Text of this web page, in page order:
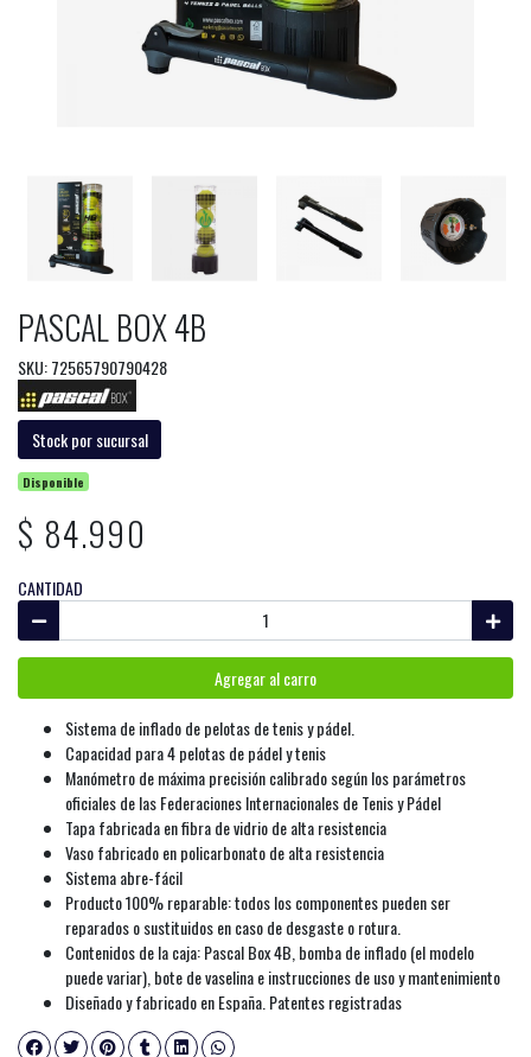
PASCAL BOX 4B
SKU: 72565790790428
Stock por sucursal
Disponible
$ 84.990
CANTIDAD
Agregar al carro
Sistema de inflado de pelotas de tenis y pádel.
Capacidad para 4 pelotas de pádel y tenis
Manómetro de máxima precisión calibrado según los parámetros
oficiales de las Federaciones Internacionales de Tenis y Pádel
Tapa fabricada en fibra de vidrio de alta resistencia
Vaso fabricado en policarbonato de alta resistencia
Sistema abre-fácil
Producto 100% reparable: todos los componentes pueden ser
reparados o sustituidos en caso de desgaste o rotura.
Contenidos de la caja: Pascal Box 4B, bomba de inflado (el modelo
puede variar), bote de vaselina e instrucciones de uso y mantenimiento
Diseñado y fabricado en España. Patentes registradas